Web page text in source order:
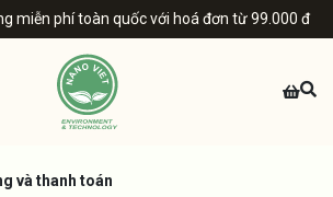
miễn phí toàn quốc với hoá đơn từ 99.000 đ
và thanh toán